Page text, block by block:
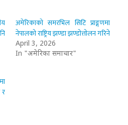
अमेरिकाको समरभिल सिटि प्राङ्गणमा
नेपालको राष्ट्रिय झण्डा झण्डोत्तोलन गरिने
April 3, 2026
In "अमेरिका समाचार"